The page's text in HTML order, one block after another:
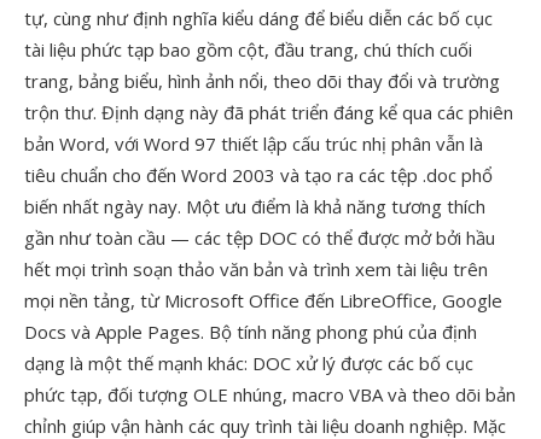
tự, cùng như định nghĩa kiểu dáng để biểu diễn các bố cục
tài liệu phức tạp bao gồm cột, đầu trang, chú thích cuối
trang, bảng biểu, hình ảnh nổi, theo dõi thay đổi và trường
trộn thư. Định dạng này đã phát triển đáng kể qua các phiên
bản Word, với Word 97 thiết lập cấu trúc nhị phân vẫn là
tiêu chuẩn cho đến Word 2003 và tạo ra các tệp .doc phổ
biến nhất ngày nay. Một ưu điểm là khả năng tương thích
gần như toàn cầu — các tệp DOC có thể được mở bởi hầu
hết mọi trình soạn thảo văn bản và trình xem tài liệu trên
mọi nền tảng, từ Microsoft Office đến LibreOffice, Google
Docs và Apple Pages. Bộ tính năng phong phú của định
dạng là một thế mạnh khác: DOC xử lý được các bố cục
phức tạp, đối tượng OLE nhúng, macro VBA và theo dõi bản
chỉnh giúp vận hành các quy trình tài liệu doanh nghiệp. Mặc